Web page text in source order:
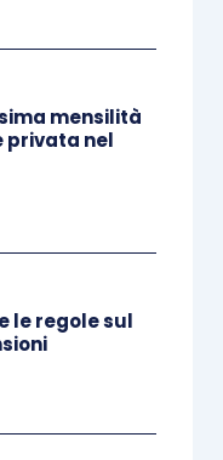
mensilità
privata nel
le regole sul